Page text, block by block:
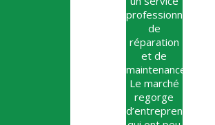
professionnel
de
réparation
et de
maintenance.
Le marché
regorge
d’entrepreneurs